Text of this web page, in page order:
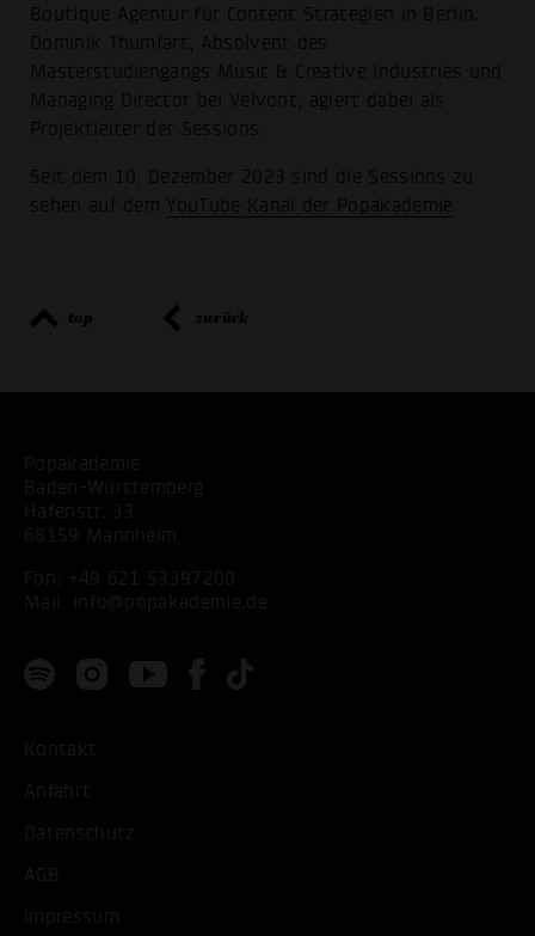
Boutique Agentur für Content Strategien in Berlin.
Dominik Thumfart, Absolvent des
Masterstudiengangs Music & Creative Industries und
Managing Director bei Velvont, agiert dabei als
Projektleiter der Sessions.
Seit dem 10. Dezember 2023 sind die Sessions zu
sehen auf dem YouTube Kanal der Popakademie
top zurück
Popakademie
Baden-Württemberg
Hafenstr. 33
68159 Mannheim
Fon:
+49 621 53397200
Mail:
info@popakademie.de
Kontakt
Anfahrt
Datenschutz
AGB
Impressum